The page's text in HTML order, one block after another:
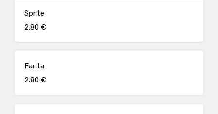
Sprite
2.80 €
Fanta
2.80 €